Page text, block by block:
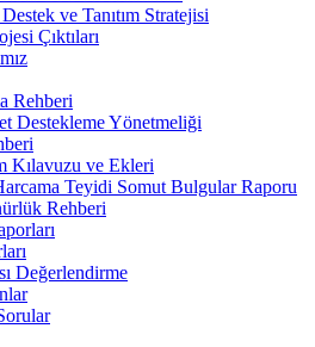
ve Tanıtım Stratejisi
Çıktıları
Rehberi
Destekleme Yönetmeliği
Kılavuzu ve Ekleri
Teyidi Somut Bulgular Raporu
Rehberi
Değerlendirme